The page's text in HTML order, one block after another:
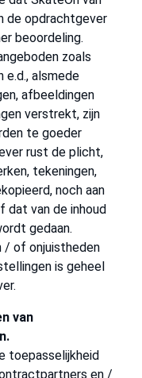
de opdrachtgever
beoordeling.
zoals
e.d., alsmede
afbeeldingen
verstrekt, zijn
te goeder
rust de plicht,
tekeningen,
noch aan
dat van de inhoud
gedaan.
/ of onjuistheden
is geheel
van
toepasselijkheid
en /